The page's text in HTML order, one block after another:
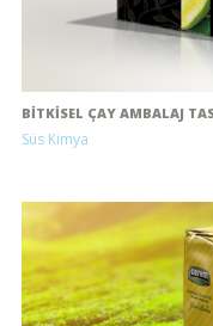
BITKISEL ÇAY AMBALAJ
Süs Kimya